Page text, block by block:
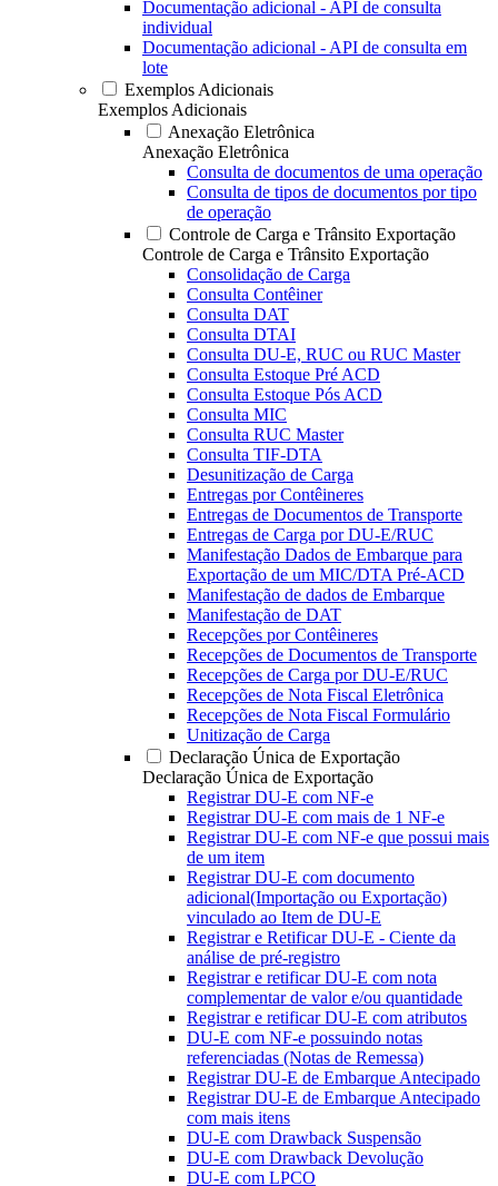
Documentação adicional - API de consulta
individual
Documentação adicional - API de consulta em
lote
Exemplos Adicionais
Exemplos Adicionais
Anexação Eletrônica
Anexação Eletrônica
Consulta de documentos de uma operação
Consulta de tipos de documentos por tipo
de operação
Controle de Carga e Trânsito Exportação
Controle de Carga e Trânsito Exportação
Consolidação de Carga
Consulta Contêiner
Consulta DAT
Consulta DTAI
Consulta DU-E, RUC ou RUC Master
Consulta Estoque Pré ACD
Consulta Estoque Pós ACD
Consulta MIC
Consulta RUC Master
Consulta TIF-DTA
Desunitização de Carga
Entregas por Contêineres
Entregas de Documentos de Transporte
Entregas de Carga por DU-E/RUC
Manifestação Dados de Embarque para
Exportação de um MIC/DTA Pré-ACD
Manifestação de dados de Embarque
Manifestação de DAT
Recepções por Contêineres
Recepções de Documentos de Transporte
Recepções de Carga por DU-E/RUC
Recepções de Nota Fiscal Eletrônica
Recepções de Nota Fiscal Formulário
Unitização de Carga
Declaração Única de Exportação
Declaração Única de Exportação
Registrar DU-E com NF-e
Registrar DU-E com mais de 1 NF-e
Registrar DU-E com NF-e que possui mais
de um item
Registrar DU-E com documento
adicional(Importação ou Exportação)
vinculado ao Item de DU-E
Registrar e Retificar DU-E - Ciente da
análise de pré-registro
Registrar e retificar DU-E com nota
complementar de valor e/ou quantidade
Registrar e retificar DU-E com atributos
DU-E com NF-e possuindo notas
referenciadas (Notas de Remessa)
Registrar DU-E de Embarque Antecipado
Registrar DU-E de Embarque Antecipado
com mais itens
DU-E com Drawback Suspensão
DU-E com Drawback Devolução
DU-E com LPCO